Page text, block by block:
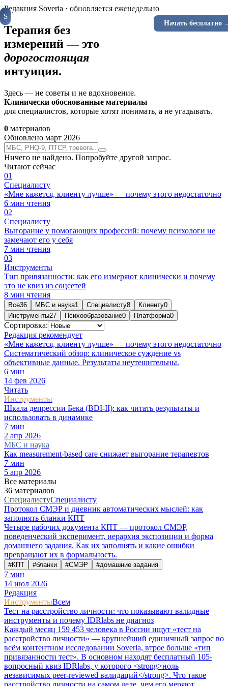
S Soveria Специалистам Клиентам
Начать бесплатно
Редакция Soveria · обновляется еженедельно
Терапия без
измерений — это
дорогостоящая
интуиция.
Здесь — не советы и не вдохновение.
Клинически обоснованные материалы
для специалистов, которые хотят понимать, а не угадывать.
0 материалов
Обновлено март 2026
Ничего не найдено. Попробуйте другой запрос.
Читают сейчас
01
Специалисту
«Мне кажется, клиенту лучше» — почему этого недостаточно
6 мин чтения
02
Специалисту
Выгорание у помогающих профессий: почему психологи не
замечают его у себя
7 мин чтения
03
Инструменты
Тип привязанности: как его измеряют клинически и почему
это не квиз из соцсетей
8 мин чтения
Все36 МБС и наука1 Специалисту8 Клиенту0
Инструменты27 Психообразование0 Платформа0
Сортировка:
Редакция рекомендует
«Мне кажется, клиенту лучше» — почему этого недостаточно
Систематический обзор: клиническое суждение vs
объективные данные. Результаты неутешительны.
6 мин
14 фев 2026
Читать
Инструменты
Шкала депрессии Бека (BDI-II): как читать результаты и
использовать в динамике
7 мин
2 апр 2026
МБС и наука
Как measurement-based care снижает выгорание терапевтов
7 мин
5 апр 2026
Все материалы
36 материалов
СпециалистуСпециалисту
Протокол СМЭР и дневник автоматических мыслей: как
заполнять бланки КПТ
Четыре рабочих документа КПТ — протокол СМЭР,
поведенческий эксперимент, иерархия экспозиции и форма
домашнего задания. Как их заполнять и какие ошибки
превращают их в формальность.
#КПТ #бланки #СМЭР #домашние задания
7 мин
14 июл 2026
Редакция
ИнструментыВсем
Тест на расстройство личности: что показывают валидные
инструменты и почему IDRlabs не диагноз
Каждый месяц 159 453 человека в России ищут «тест на
расстройство личности» — крупнейший единичный запрос во
всём контентном исследовании Soveria, втрое больше «тип
привязанности тест». В основном находят бесплатный 105-
вопросный квиз IDRlabs, у которого <strong>ноль
независимых peer-reviewed валидаций</strong>. Что такое
расстройство личности на самом деле, чем его меряют